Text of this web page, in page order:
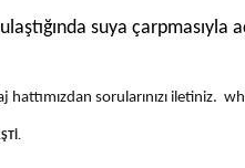
suya çarpmasıyla
hattımızdan sorularınızı iletiniz.